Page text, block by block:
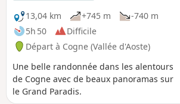
13,04 km
+745 m
-740 m
5h 50
Difficile
Départ à Cogne (Vallée d'Aoste)
Une belle randonnée dans les alentours
de Cogne avec de beaux panoramas sur
le Grand Paradis.